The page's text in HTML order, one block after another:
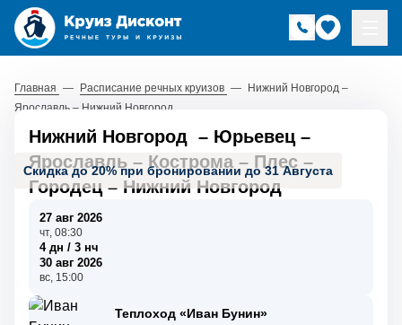
Главная — Расписание речных круизов — Нижний Новгород –
Ярославль – Нижний Новгород
Скидка до 20% при бронировании до 31 Августа
Нижний Новгород – Юрьевец–
Ярославль – Кострома – Плес –
Городец– Нижний Новгород
27 авг 2026
чт, 08:30
4 дн / 3 нч
30 авг 2026
вс, 15:00
Теплоход «Иван Бунин»